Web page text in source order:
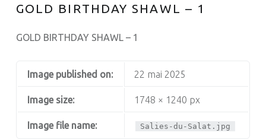
GOLD BIRTHDAY SHAWL – 1
GOLD BIRTHDAY SHAWL – 1
Image published on: 22 mai 2025
Image size: 1748 × 1240 px
Image file name: Salies-du-Salat.jpg